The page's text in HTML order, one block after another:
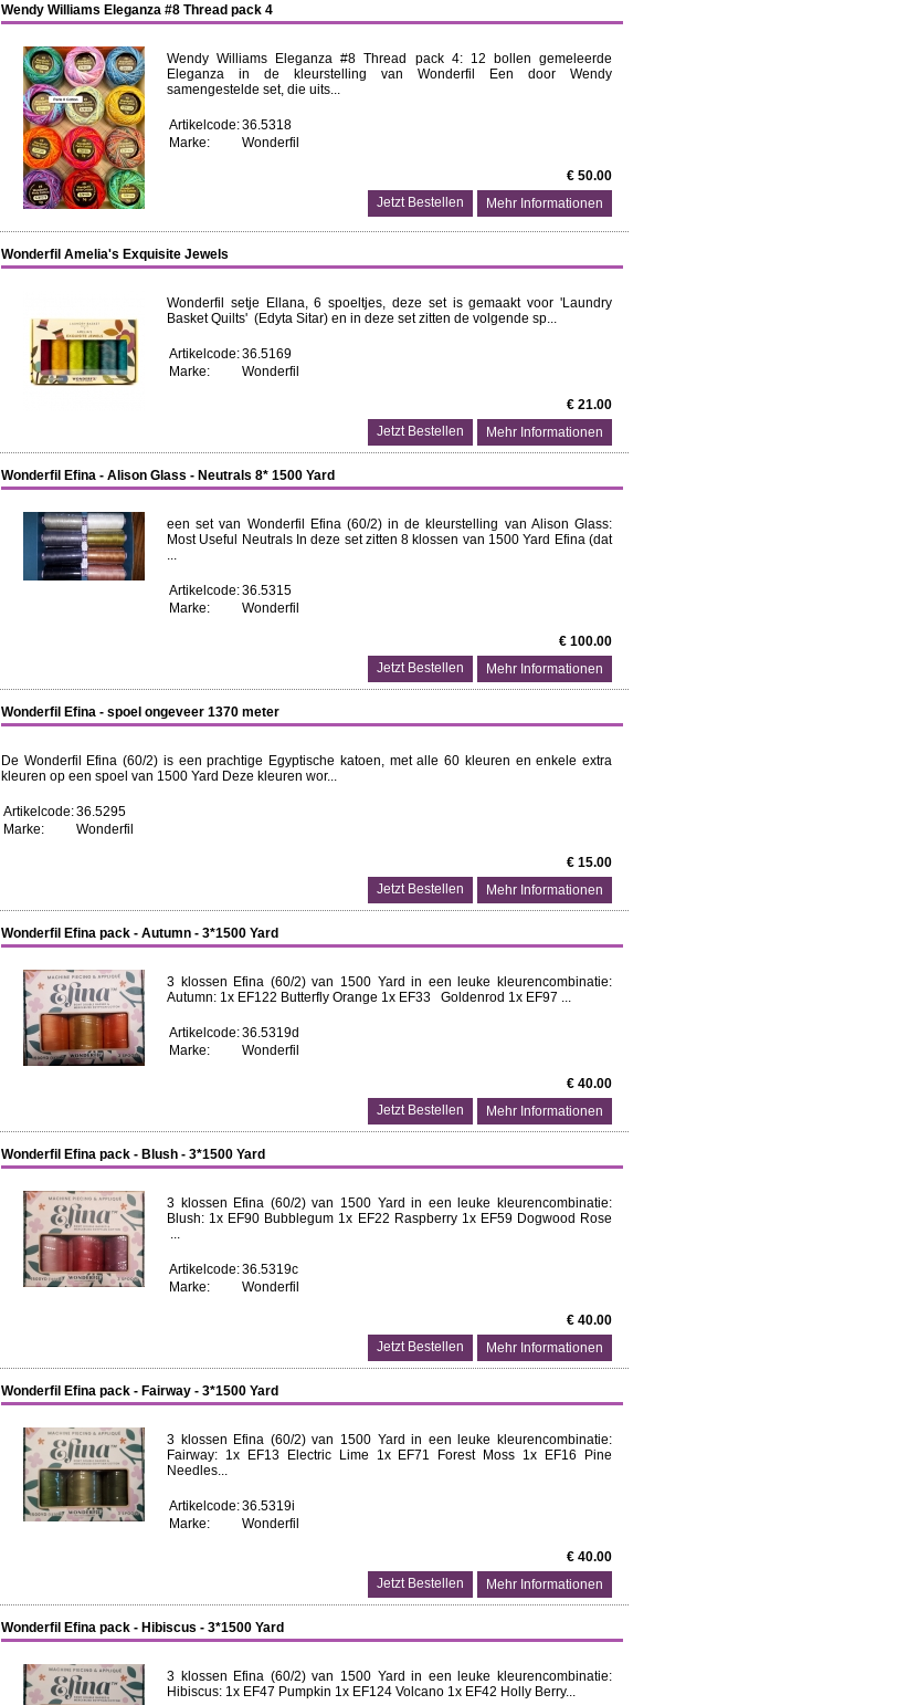
Wendy Williams Eleganza #8 Thread pack 4
Wendy Williams Eleganza #8 Thread pack 4: 12 bollen gemeleerde
Eleganza in de kleurstelling van Wonderfil Een door Wendy
samengestelde set, die uits...
Artikelcode:36.5318
Marke:
Wonderfil
€ 50.00
Mehr Informationen
Wonderfil Amelia's Exquisite Jewels
Wonderfil setje Ellana, 6 spoeltjes, deze set is gemaakt voor 'Laundry
Basket Quilts' (Edyta Sitar) en in deze set zitten de volgende sp...
Artikelcode:36.5169
Marke:
Wonderfil
€ 21.00
Mehr Informationen
Wonderfil Efina - Alison Glass - Neutrals 8* 1500 Yard
een set van Wonderfil Efina (60/2) in de kleurstelling van Alison Glass:
Most Useful Neutrals In deze set zitten 8 klossen van 1500 Yard Efina (dat
...
Artikelcode:36.5315
Marke:
Wonderfil
€ 100.00
Mehr Informationen
Wonderfil Efina - spoel ongeveer 1370 meter
De Wonderfil Efina (60/2) is een prachtige Egyptische katoen, met alle 60 kleuren en enkele extra
kleuren op een spoel van 1500 Yard Deze kleuren wor...
Artikelcode:36.5295
Marke:
Wonderfil
€ 15.00
Mehr Informationen
Wonderfil Efina pack - Autumn - 3*1500 Yard
3 klossen Efina (60/2) van 1500 Yard in een leuke kleurencombinatie:
Autumn: 1x EF122 Butterfly Orange 1x EF33 Goldenrod 1x EF97 ...
Artikelcode:36.5319d
Marke:
Wonderfil
€ 40.00
Mehr Informationen
Wonderfil Efina pack - Blush - 3*1500 Yard
3 klossen Efina (60/2) van 1500 Yard in een leuke kleurencombinatie:
Blush: 1x EF90 Bubblegum 1x EF22 Raspberry 1x EF59 Dogwood Rose
...
Artikelcode:36.5319c
Marke:
Wonderfil
€ 40.00
Mehr Informationen
Wonderfil Efina pack - Fairway - 3*1500 Yard
3 klossen Efina (60/2) van 1500 Yard in een leuke kleurencombinatie:
Fairway: 1x EF13 Electric Lime 1x EF71 Forest Moss 1x EF16 Pine
Needles...
Artikelcode:36.5319i
Marke:
Wonderfil
€ 40.00
Mehr Informationen
Wonderfil Efina pack - Hibiscus - 3*1500 Yard
3 klossen Efina (60/2) van 1500 Yard in een leuke kleurencombinatie:
Hibiscus: 1x EF47 Pumpkin 1x EF124 Volcano 1x EF42 Holly Berry...